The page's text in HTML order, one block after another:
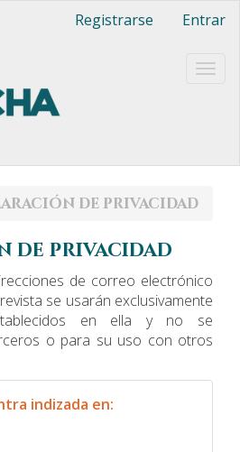
Registrarse Entrar
de privacidad
de privacidad
de correo electrónico
se usarán exclusivamente
en ella y no se
o para su uso con otros
indizada en: